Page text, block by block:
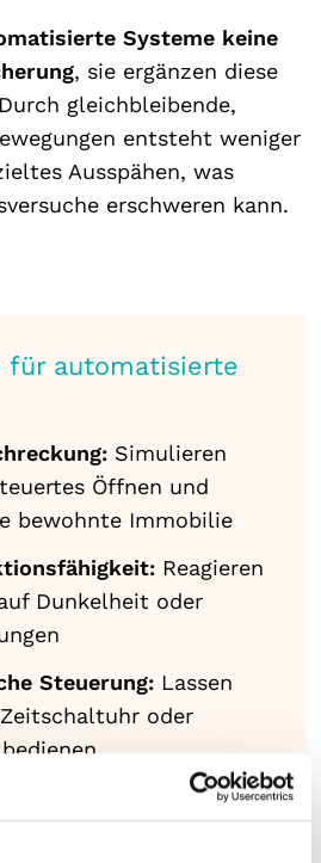
Systeme keine
, sie ergänzen diese
gleichbleibende,
entsteht weniger
Ausspähen, was
erschweren kann.
für automatisierte
Simulieren
Öffnen und
bewohnte Immobilie
Reagieren
Dunkelheit oder
Steuerung: Lassen
oder
Schutz:
Ergänzen